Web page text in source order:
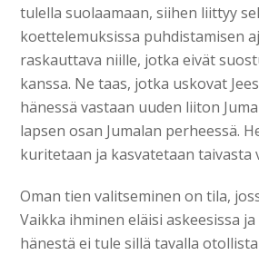
tulella suolaamaan, siihen liittyy
koettelemuksissa puhdistamisen
raskauttava niille, jotka eivät
kanssa. Ne taas, jotka uskovat
hänessä vastaan uuden liiton
lapsen osan Jumalan perheessä.
kuritetaan ja kasvatetaan taivasta
Oman tien valitseminen on tila,
Vaikka ihminen eläisi askeesissa
hänestä ei tule sillä tavalla